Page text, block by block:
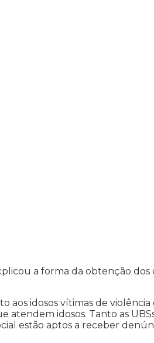
a forma da obtenção dos
aos idosos vítimas de violência
idosos. Tanto as
estão aptos a receber